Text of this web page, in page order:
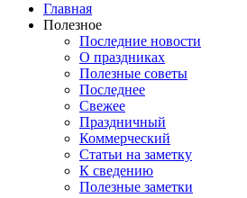
Главная
Полезное
Последние новости
О праздниках
Полезные советы
Последнее
Свежее
Праздничный
Коммерческий
Статьи на заметку
К сведению
Полезные заметки